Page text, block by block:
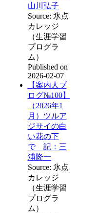
山川弘子
Source: 氷点
カレッジ
（生涯学習
プログラ
ム）
Published on
2026-02-07
【案内人ブ
ログ№100】
（2026年1
月）ツルア
ジサイの白
い花の下
で 記：三
浦隆一
Source: 氷点
カレッジ
（生涯学習
プログラ
ム）